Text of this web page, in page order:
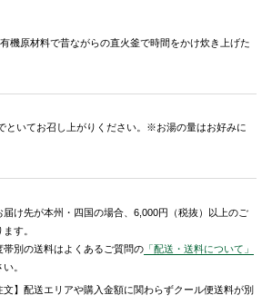
機原材料で昔ながらの直火釜で時間をかけ炊き上げた
といてお召し上がりください。※お湯の量はお好みに
届け先が本州・四国の場合、6,000円（税抜）以上のご
す。
帯別の送料はよくあるご質問の 「配送・送料について」
。
文】配送エリアや購入金額に関わらずクール便送料が別